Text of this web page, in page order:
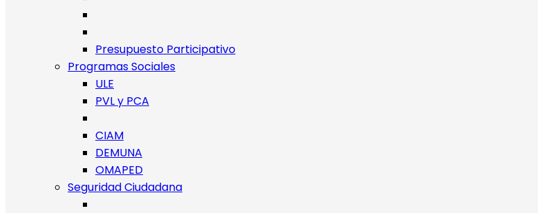
Presupuesto Participativo
Programas Sociales
ULE
PVL y PCA
CIAM
DEMUNA
OMAPED
Seguridad Ciudadana